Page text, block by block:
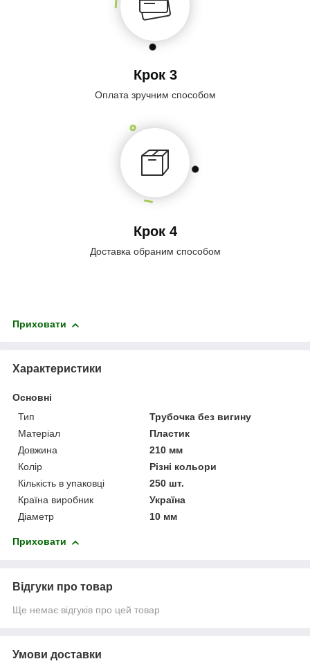
Крок 3
Оплата зручним способом
Крок 4
Доставка обраним способом
Приховати
Характеристики
Основні
Тип
Трубочка без вигину
Матеріал
Пластик
Довжина
210 мм
Колір
Різні кольори
Кількість в упаковці
250 шт.
Країна виробник
Україна
Діаметр
10 мм
Приховати
Відгуки про товар
Ще немає відгуків про цей товар
Умови доставки